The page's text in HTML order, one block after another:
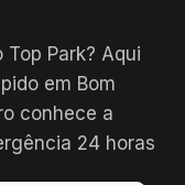
Park? Aqui
em Bom
conhece a
24 horas